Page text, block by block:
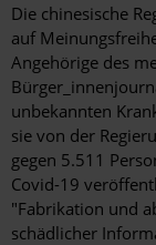
Die chinesische
auf
Angehörige des
unbekannten
sie von der
gegen 5.511
Covid-19
"Fabrikation und
schädlicher